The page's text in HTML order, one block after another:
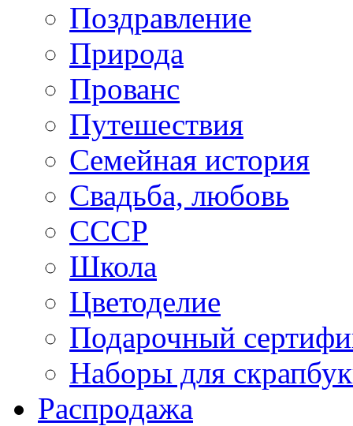
Поздравление
Природа
Прованс
Путешествия
Семейная история
Свадьба, любовь
СССР
Школа
Цветоделие
Подарочный
Наборы для
Распродажа